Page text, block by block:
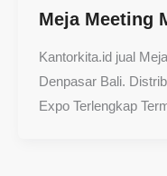
Meja Meeting
Kantorkita.id jual
Denpasar Bali.
Expo Terlengkap